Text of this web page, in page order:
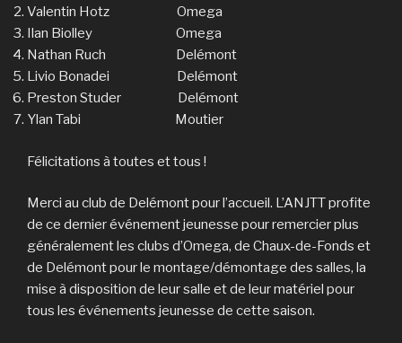
Valentin Hotz Omega
Ilan Biolley Omega
Nathan Ruch Delémont
Livio Bonadei Delémont
Preston Studer Delémont
Ylan Tabi Moutier
Félicitations à toutes et tous !
Merci au club de Delémont pour l’accueil. L’ANJTT profite
de ce dernier événement jeunesse pour remercier plus
généralement les clubs d’Omega, de Chaux-de-Fonds et
de Delémont pour le montage/démontage des salles, la
mise à disposition de leur salle et de leur matériel pour
tous les événements jeunesse de cette saison.